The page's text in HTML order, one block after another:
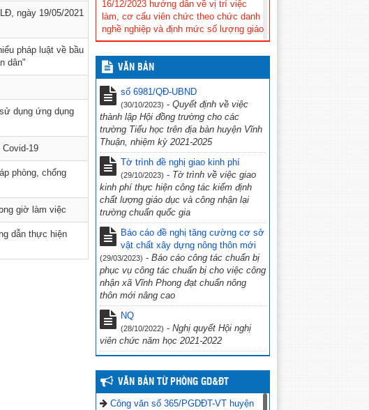
ngày 19/05/2021
pháp luật về bầu
dân"
dụng ứng dụng
19
phòng, chống
giờ làm việc
dẫn thực hiện
16/12/2023 hướng dẫn về vị trí việc
làm, cơ cấu viên chức theo chức danh
nghề nghiệp và định mức số lượng giáo
viên công lập. (16/11/2023)
CV số 388/SCT-QLCN Kiên Giang,
ngày 20 tháng 3 năm 2023 v/v phối hợp
tổ chức các hoạt động tuyên truyền,
hưởng ứng Chiến dịch Giờ Trái đất
năm 2023 (23/03/2023)
Hội thi tìm hiểu “Cuộc đời và sự
nghiệp cách mạng cố Thủ tướng Chính
phủ Võ Văn Kiệt” (31/10/2022)
CV 1736/UBND-NC CỦA UBND
TỈNH KIÊN GIANG NGÀY 23/9/2022
VỀ VIỆC THỰC HIỆN CÔNG TÁC
PHÒNG, CHỐNG TỘI PHẠM SỬ
DỤNG CÔNG NGHỆ CAO. (29/09/2022)
CV số 2870/SGDĐT-VP, Kiên Giang
ngày 26/9/2022 của Sở Giáo dục & Đào
tạo Kiên Giang về việc chủ động ứng
phó với bão số 4 năm 2022
Công văn số 234/PGDĐT, ngày 16
tháng 9 năm 2022 của phòng Giáo dục
và Đào tạo Vĩnh Thuận về việc hưởng
ứng “Ngày toàn dân phòng cháy và
chữa cháy” năm 2022. (19/09/2022)
VĂN BẢN
số 6981/QĐ-UBND
(30/10/2023) - Quyết định về việc
thành lập Hội đồng trường cho các
trường Tiểu học trên địa bàn huyện Vĩnh
Thuận, nhiệm kỳ 2021-2025
Tờ trình đề nghị giao kinh phí
(29/10/2023) - Tờ trình về việc giao
kinh phí thực hiện công tác kiểm định
chất lượng giáo dục và công nhận lại
trường chuẩn quốc gia
Báo cáo đề nghị tăng cường cơ sở
vật chất xây dựng nông thôn mới
(29/03/2023) - Báo cáo công tác chuẩn bị
phục vụ công tác chuẩn bị cho việc công
nhận xã Vĩnh Phong đạt chuẩn nông
thôn mới nâng cao
NQ
(28/10/2022) - Nghị quyết Hội nghị
viên chức năm học 2021-2022
VĂN BẢN TỪ PHÒNG GD&ĐT
Công văn số 365/PGDĐT-VT huyện